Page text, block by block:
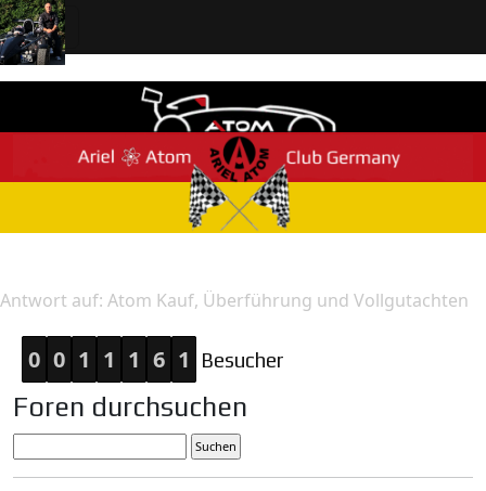
Antwort auf: Atom Kauf, Überführung und Vollgutachten
0 0 1 1 1 6 1 Besucher
Foren durchsuchen